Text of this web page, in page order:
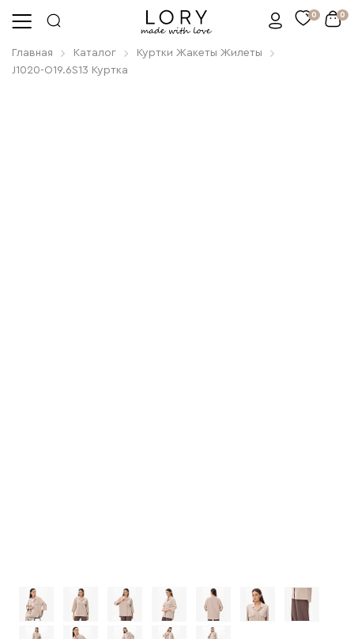
0 0
Главная Каталог
Куртки Жакеты Жилеты
J1020-O19.6S13 Куртка